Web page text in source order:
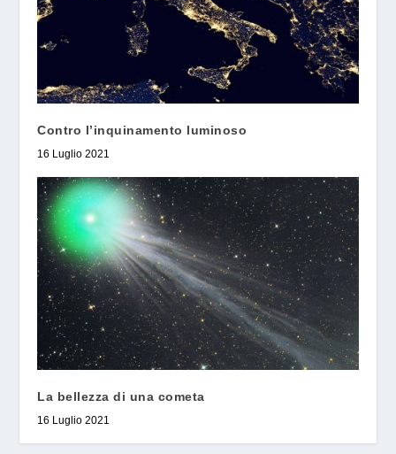
Contro l’inquinamento luminoso
16 Luglio 2021
La bellezza di una cometa
16 Luglio 2021